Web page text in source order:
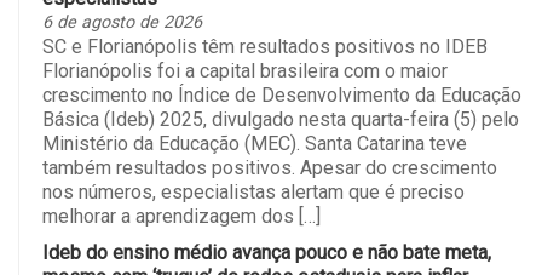
6 de agosto de 2026
SC e Florianópolis têm resultados positivos no IDEB
Florianópolis foi a capital brasileira com o maior
crescimento no Índice de Desenvolvimento da Educação
Básica (Ideb) 2025, divulgado nesta quarta-feira (5) pelo
Ministério da Educação (MEC). Santa Catarina teve
também resultados positivos. Apesar do crescimento
nos números, especialistas alertam que é preciso
melhorar a aprendizagem dos […]
Ideb do ensino médio avança pouco e não bate meta,